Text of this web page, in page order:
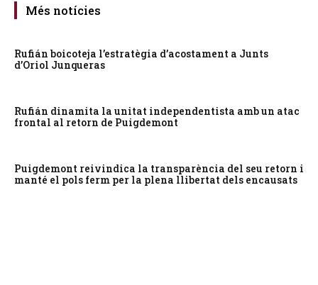
Més notícies
Rufián boicoteja l’estratègia d’acostament a Junts
d’Oriol Junqueras
Rufián dinamita la unitat independentista amb un atac
frontal al retorn de Puigdemont
Puigdemont reivindica la transparència del seu retorn i
manté el pols ferm per la plena llibertat dels encausats